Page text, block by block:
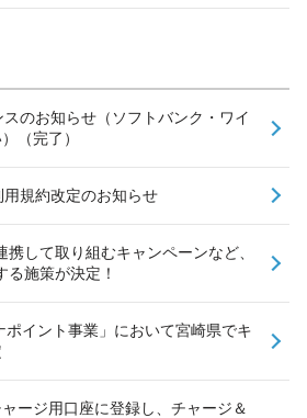
のお知らせ（ソフトバンク・ワイ
（完了）
規約改定のお知らせ
して取り組むキャンペーンなど、
施策が決定！
イント事業」において宮崎県でキ
ージ用口座に登録し、チャージ＆